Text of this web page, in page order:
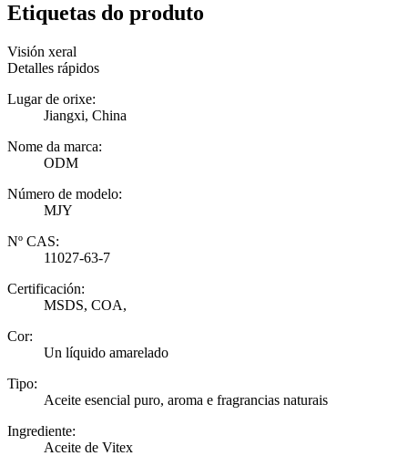
Etiquetas do produto
Visión xeral
Detalles rápidos
Lugar de orixe:
Jiangxi, China
Nome da marca:
ODM
Número de modelo:
MJY
Nº CAS:
11027-63-7
Certificación:
MSDS, COA,
Cor:
Un líquido amarelado
Tipo:
Aceite esencial puro, aroma e fragrancias naturais
Ingrediente:
Aceite de Vitex